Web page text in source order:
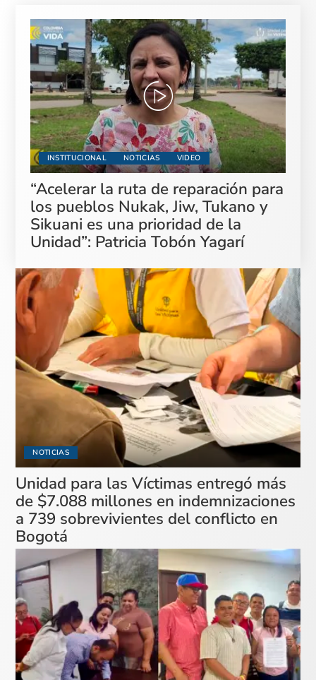
INSTITUCIONAL NOTICIAS VIDEO
“Acelerar la ruta de reparación para
los pueblos Nukak, Jiw, Tukano y
Sikuani es una prioridad de la
Unidad”: Patricia Tobón Yagarí
NOTICIAS
Unidad para las Víctimas entregó más
de $7.088 millones en indemnizaciones
a 739 sobrevivientes del conflicto en
Bogotá